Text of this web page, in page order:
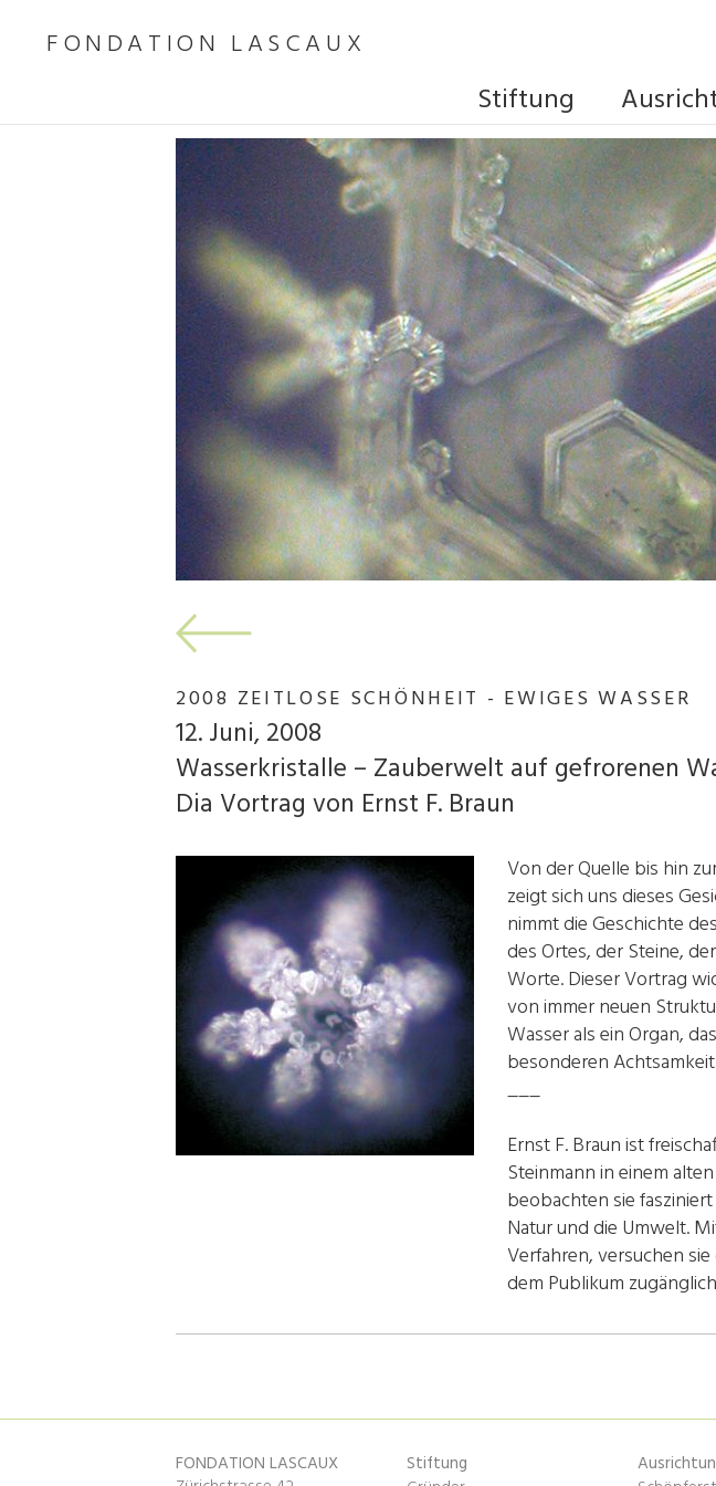
FONDATION LASCAUX
Stiftung
2008 ZEITLOSE SCHÖNHEIT - EWIGES WASSER
12. Juni, 2008
Wasserkristalle – Zauberwelt auf gefrorenen
Dia Vortrag von Ernst F. Braun
Von der Quelle bis hin
zeigt sich uns dieses
nimmt die Geschichte
des Ortes, der Steine,
Worte. Dieser Vortrag
von immer neuen
Wasser als ein Organ,
besonderen
___
Ernst F. Braun ist
Steinmann in einem
beobachten sie
Natur und die Umwelt.
Verfahren, versuchen
dem Publikum
FONDATION LASCAUX
Stiftung